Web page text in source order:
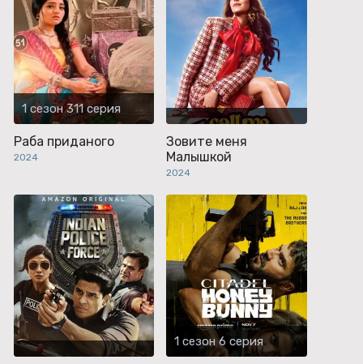
1 сезон 311 серия
Раба приданого
2024
Зовите меня
Малышкой
2024
1 сезон 6 серия